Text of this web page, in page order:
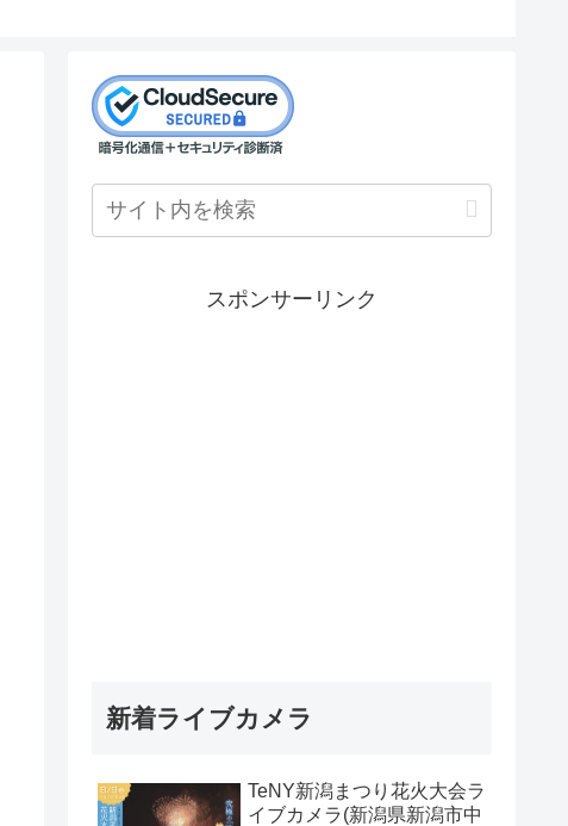
スポンサーリンク
新着ライブカメラ
TeNY新潟まつり花火大会ラ
イブカメラ(新潟県新潟市中